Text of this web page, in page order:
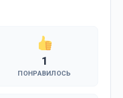
1
ПОНРАВИЛОСЬ